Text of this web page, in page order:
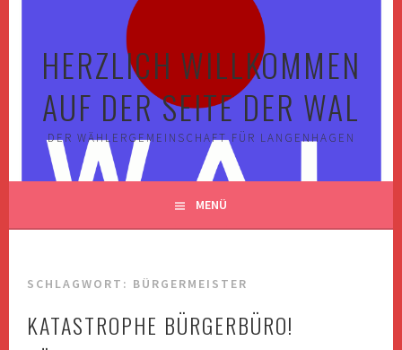
HERZLICH WILLKOMMEN
AUF DER SEITE DER WAL
DER WÄHLERGEMEINSCHAFT FÜR LANGENHAGEN
MENÜ
SCHLAGWORT: BÜRGERMEISTER
KATASTROPHE BÜRGERBÜRO!